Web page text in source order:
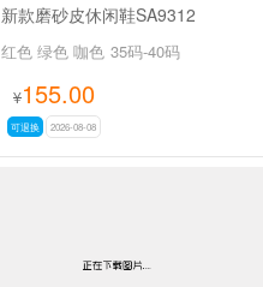
新款磨砂皮休闲鞋SA9312
红色 绿色 咖色 35码-40码
¥155.00
可退换 2026-08-08